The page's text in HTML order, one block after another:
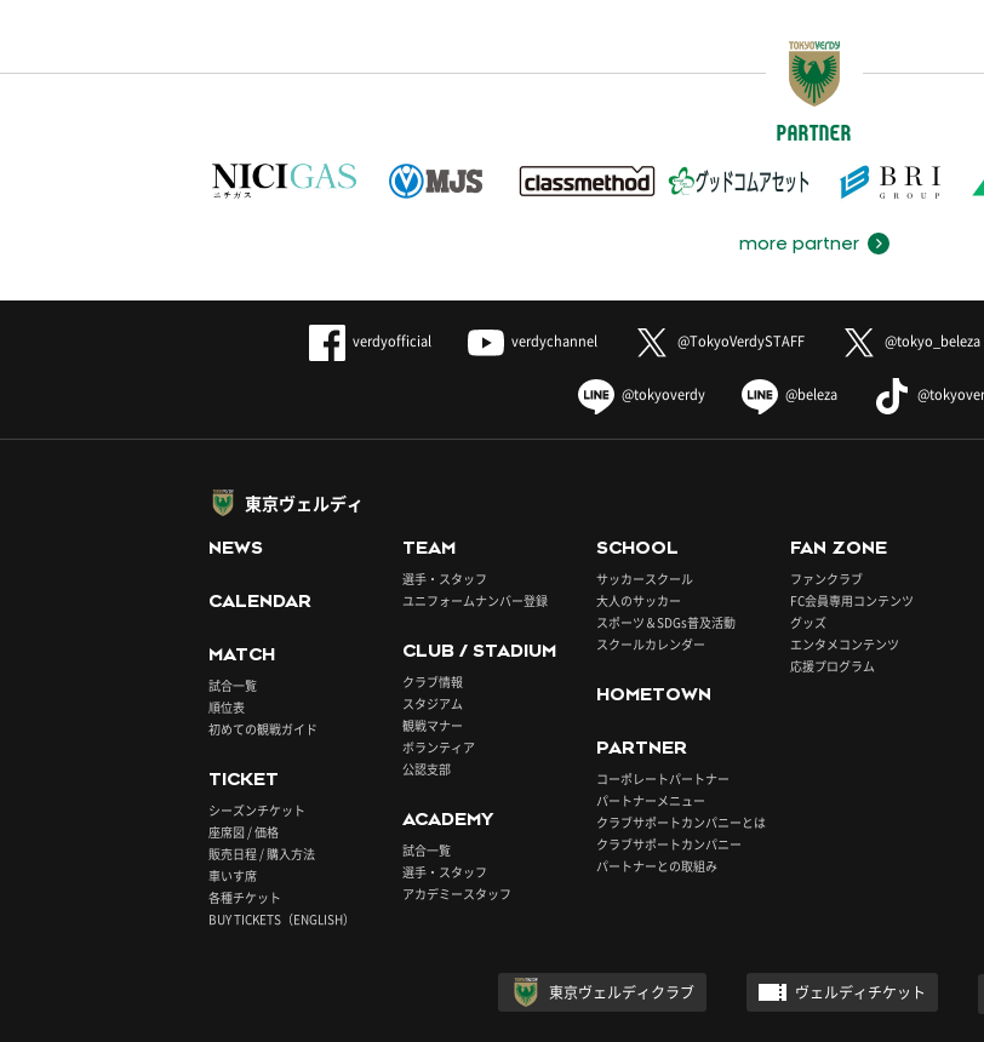
PARTNER
more partner
verdyofficial verdychannel @TokyoVerdySTAFF @tokyo_beleza
@tokyoverdy @beleza
東京ヴェルディ
NEWS
CALENDAR
MATCH
試合一覧
順位表
初めての観戦ガイド
TICKET
シーズンチケット
座席図 / 価格
販売日程 / 購入方法
車いす席
各種チケット
BUY TICKETS（ENGLISH）
TEAM
選手・スタッフ
ユニフォームナンバー登録
CLUB / STADIUM
クラブ情報
スタジアム
観戦マナー
ボランティア
公認支部
ACADEMY
試合一覧
選手・スタッフ
アカデミースタッフ
SCHOOL
サッカースクール
大人のサッカー
スポーツ＆SDGs普及活動
スクールカレンダー
HOMETOWN
PARTNER
コーポレートパートナー
パートナーメニュー
クラブサポートカンパニーとは
クラブサポートカンパニー
パートナーとの取組み
FAN ZONE
ファンクラブ
FC会員専用コンテンツ
グッズ
エンタメコンテンツ
応援プログラム
東京ヴェルディクラブ ヴェルディチケット